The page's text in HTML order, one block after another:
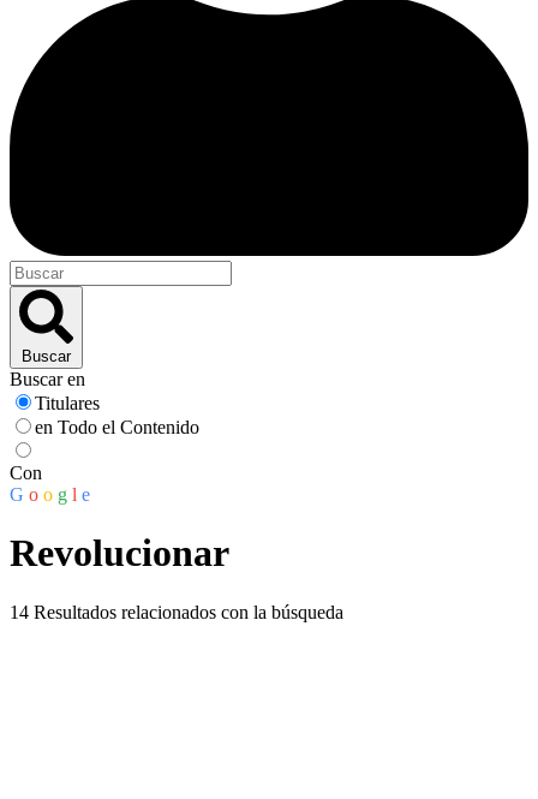
Buscar
Buscar en
Titulares
en Todo el Contenido
Con
G o o g l e
Revolucionar
14 Resultados relacionados con la búsqueda